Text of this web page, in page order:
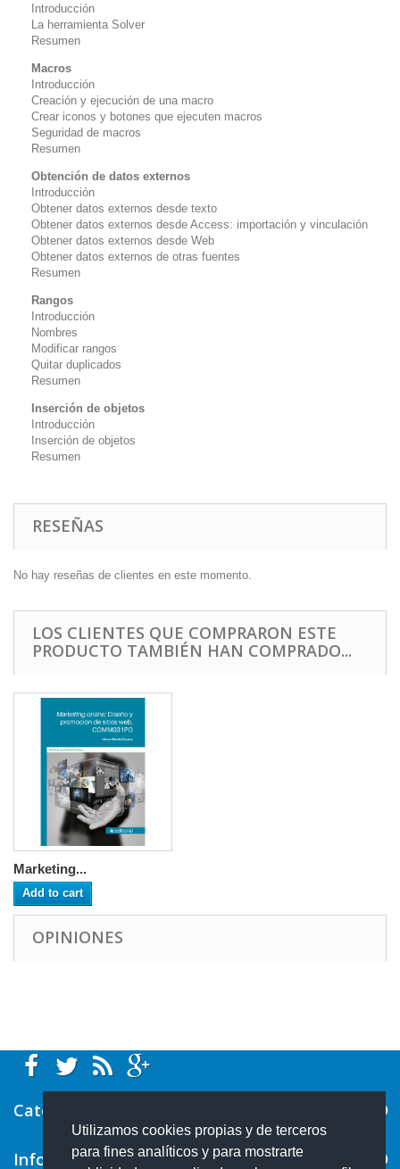
Utilizamos cookies propias y de terceros
para fines analíticos y para mostrarte
Introducción
La herramienta Solver
Resumen
Macros
Introducción
Creación y ejecución de una macro
Crear iconos y botones que ejecuten macros
Seguridad de macros
Resumen
Obtención de datos externos
Introducción
Obtener datos externos desde texto
Obtener datos externos desde Access: importación y vinculación
Obtener datos externos desde Web
Obtener datos externos de otras fuentes
Resumen
Rangos
Introducción
Nombres
Modificar rangos
Quitar duplicados
Resumen
Inserción de objetos
Introducción
Inserción de objetos
Resumen
RESEÑAS
No hay reseñas de clientes en este momento.
LOS CLIENTES QUE COMPRARON ESTE
PRODUCTO TAMBIÉN HAN COMPRADO...
Marketing...
Add to cart
OPINIONES
Categorías
Información